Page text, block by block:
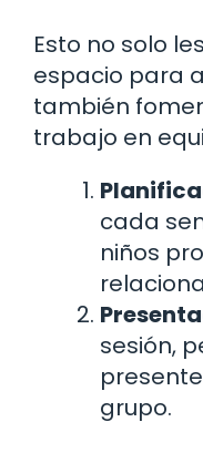
Esto no solo
espacio para
también
trabajo en
cada
niños
sesión,
grupo.